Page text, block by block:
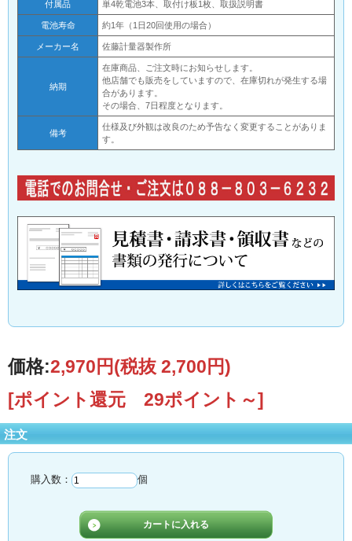
付属品 単4乾電池3本、取付け板1枚、取扱説明書
電池寿命 約1年（1日20回使用の場合）
メーカー名 佐藤計量器製作所
納期
在庫商品、ご注文時にお知らせします。
他店舗でも販売をしていますので、在庫切れが発生する場
合があります。
その場合、7日程度となります。
備考
仕様及び外観は改良のため予告なく変更することがありま
す。
価格:2,970円(税抜 2,700円)
[ポイント還元 29ポイント～]
注文
購入数： 個